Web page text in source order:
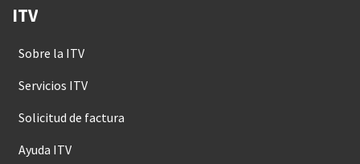
ITV
Sobre la ITV
Servicios ITV
Solicitud de factura
Ayuda ITV